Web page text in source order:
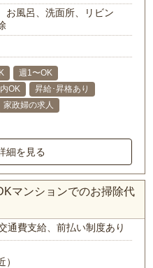
お風呂、洗面所、リビン
週1〜OK
OK
昇給･昇格あり
家政婦の求人
細を見る
マンションでのお掃除代
交通費支給、前払い制度あり
）